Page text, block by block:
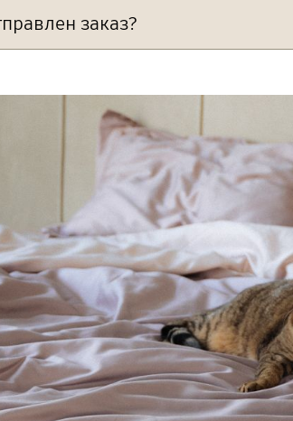
нет регистрации, данные о
товары в корзину, используя
наш сайт через другой браузер,
заказ?
мы шьём бельё после получения
например для подарка к
комплект в течение одного
платная (10% от
формы.